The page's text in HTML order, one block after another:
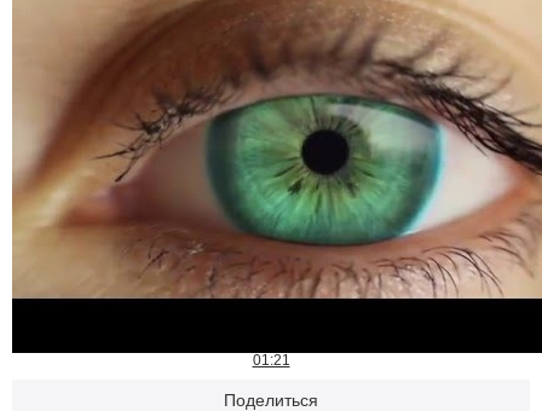
01:21
Поделиться